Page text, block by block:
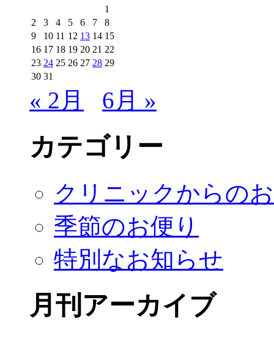
1
2
3 4 5 6 7
8
9
10 11 12 13 14 15
16 17 18 19 20 21 22
23 24 25 26 27 28 29
30 31
« 2月 6月 »
カテゴリー
クリニックからの
季節のお便り
特別なお知らせ
月刊アーカイブ